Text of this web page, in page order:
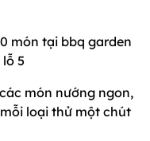
món nướng ngon,
loại thử một chút